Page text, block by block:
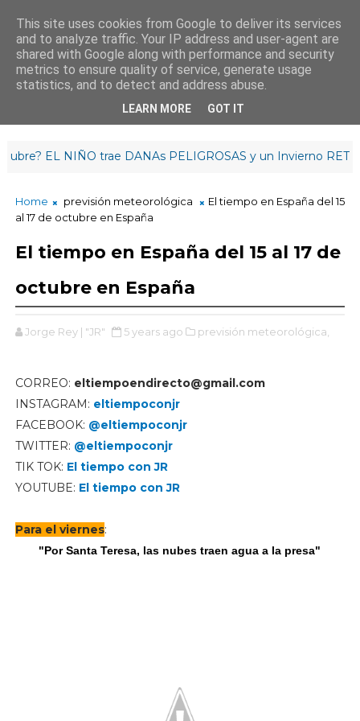
¡Buenas noches!
23: 25 52
EL NIÑO trae DANAs PELIGROSAS y un Invierno
Home previsión meteorológica
El tiempo en España del 15
al 17 de octubre en España
El tiempo en España del 15 al 17 de
octubre en España
Jorge Rey | "JR" 5 years ago previsión meteorológica,
CORREO: eltiempoendirecto@gmail.com
INSTAGRAM: eltiempoconjr
FACEBOOK: @eltiempoconjr
TWITTER: @eltiempoconjr
TIK TOK: El tiempo con JR
YOUTUBE: El tiempo con JR
Para el viernes:
"Por Santa Teresa, las nubes traen agua a la presa"
This site uses cookies from Google to deliver its services
and to analyze traffic. Your IP address and user-agent are
shared with Google along with performance and security
metrics to ensure quality of service, generate usage
statistics, and to detect and address abuse.
LEARN MORE GOT IT